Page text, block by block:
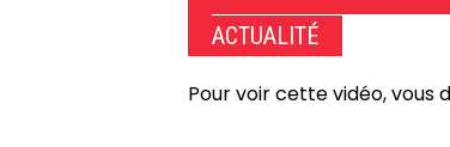
ACTUALITÉ
Pour voir cette vidéo, vous